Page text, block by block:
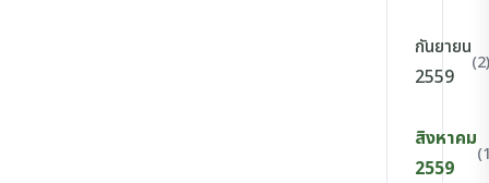
กันยายน
2559
(2)
สิงหาคม
2559